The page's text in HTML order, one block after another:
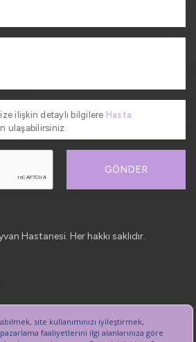
ilişkin detaylı bilgilere Hasta
ulaşabilirsiniz.
GÖNDER
Hastanesi. Her hakkı saklıdır.